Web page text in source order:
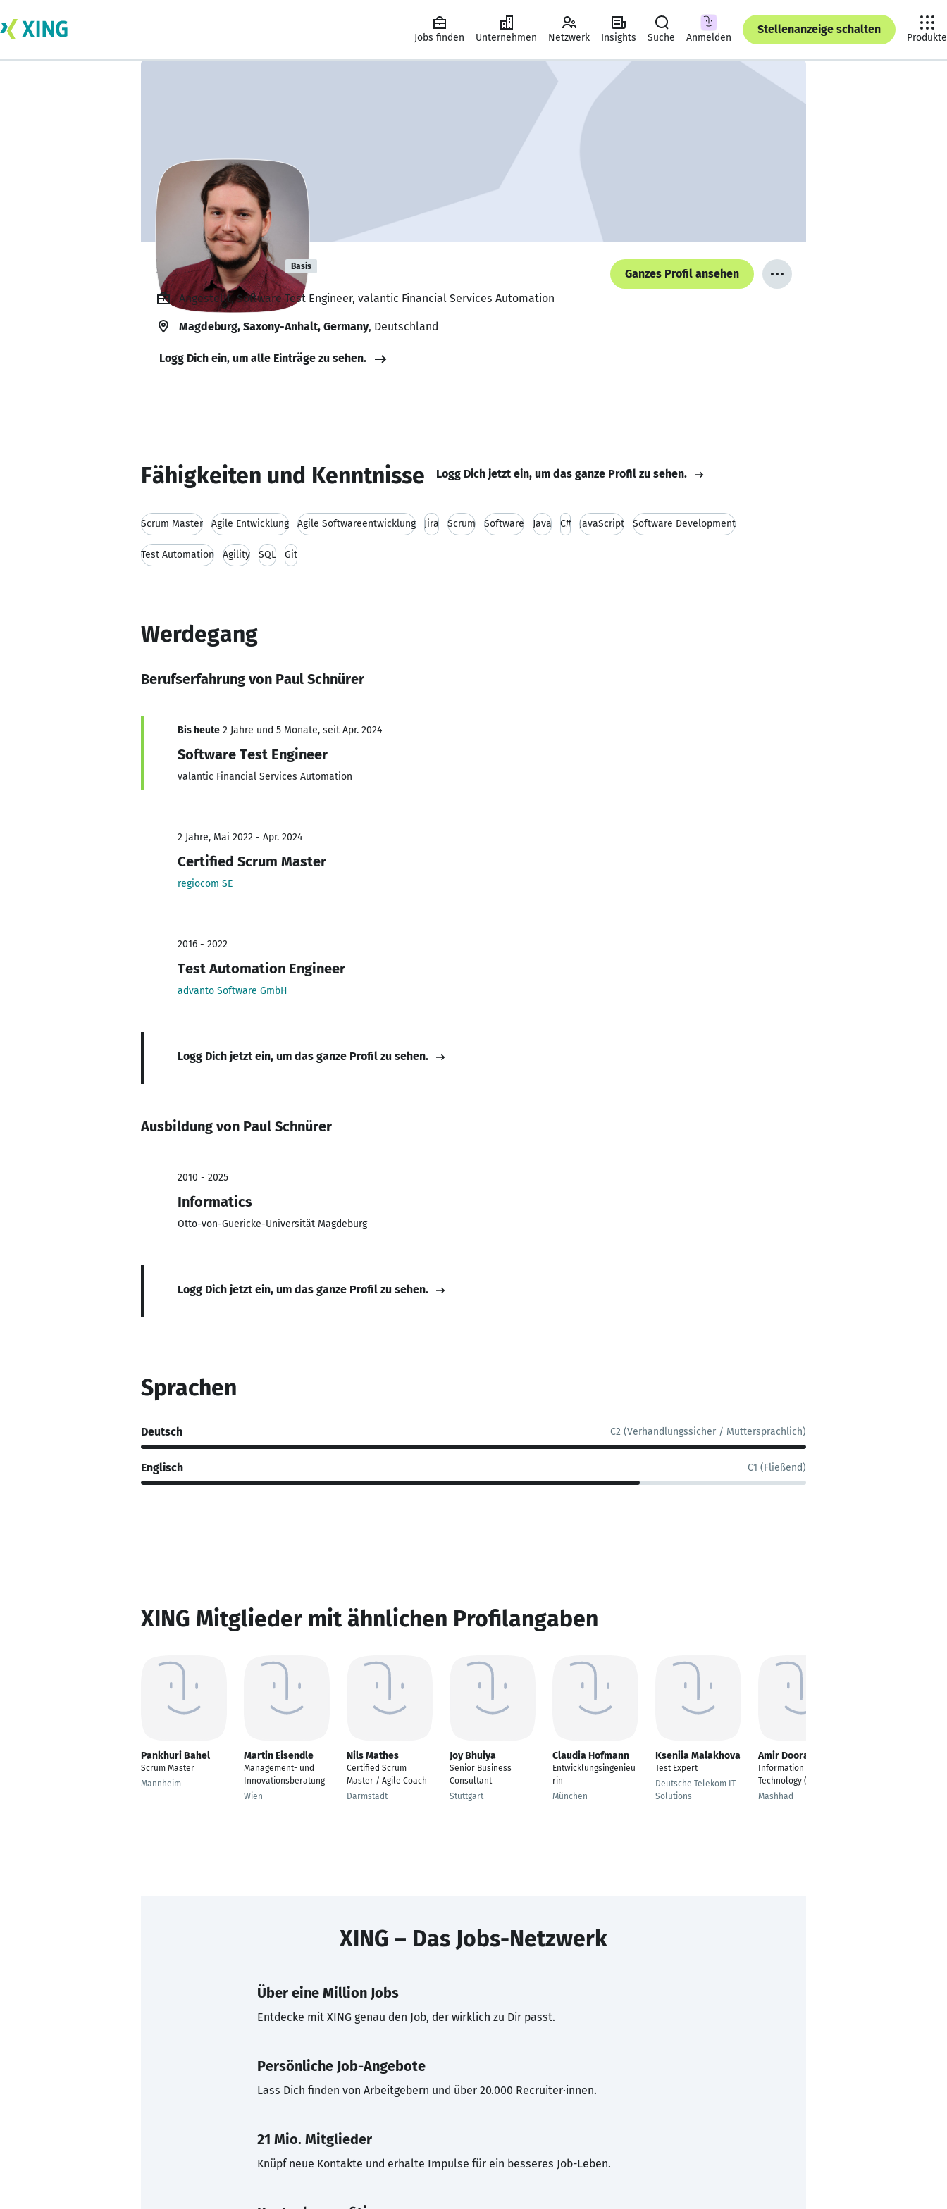
Jobs finden Unternehmen Netzwerk Insights Suche Anmelden
Stellenanzeige schalten
Produkte
Paul Schnürer Basis
Ganzes Profil ansehen
Angestellt, Software Test Engineer, valantic Financial Services Automation
Magdeburg, Saxony-Anhalt, Germany, Deutschland
Logg Dich ein, um alle Einträge zu sehen.
Fähigkeiten und Kenntnisse Logg Dich jetzt ein, um das ganze Profil zu sehen.
Scrum Master Agile Entwicklung Agile Softwareentwicklung Jira Scrum Software Java C# JavaScript Software Development
Test Automation Agility SQL Git
Werdegang
Berufserfahrung von Paul Schnürer
Bis heute 2 Jahre und 5 Monate, seit Apr. 2024
Software Test Engineer
valantic Financial Services Automation
2 Jahre, Mai 2022 - Apr. 2024
Certified Scrum Master
regiocom SE
2016 - 2022
Test Automation Engineer
advanto Software GmbH
Logg Dich jetzt ein, um das ganze Profil zu sehen.
Ausbildung von Paul Schnürer
2010 - 2025
Informatics
Otto-von-Guericke-Universität Magdeburg
Logg Dich jetzt ein, um das ganze Profil zu sehen.
Sprachen
Deutsch C2 (Verhandlungssicher / Muttersprachlich)
Englisch C1 (Fließend)
XING Mitglieder mit ähnlichen Profilangaben
Pankhuri Bahel
Scrum Master
Mannheim
Martin Eisendle
Management- und
Innovationsberatung
Wien
Nils Mathes
Certified Scrum
Master / Agile Coach
Darmstadt
Joy Bhuiya
Senior Business
Consultant
Stuttgart
Claudia Hofmann
Entwicklungsingenieu
rin
München
Kseniia Malakhova
Test Expert
Deutsche Telekom IT
Solutions
Amir Doorandish
Information
Technology (IT)
Mashhad
XING – Das Jobs-Netzwerk
Über eine Million Jobs
Entdecke mit XING genau den Job, der wirklich zu Dir passt.
Persönliche Job-Angebote
Lass Dich finden von Arbeitgebern und über 20.000 Recruiter·innen.
21 Mio. Mitglieder
Knüpf neue Kontakte und erhalte Impulse für ein besseres Job-Leben.